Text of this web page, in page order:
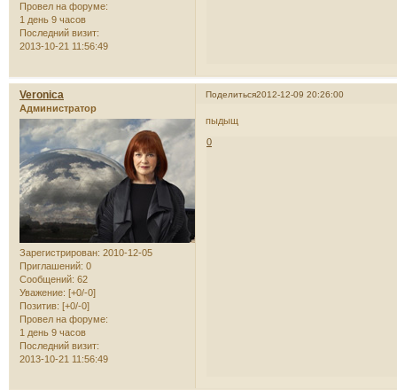
Провел на форуме:
1 день 9 часов
Последний визит:
2013-10-21 11:56:49
Поделиться2012-12-09 20:26:00
Veronica
Администратор
Зарегистрирован: 2010-12-05
Приглашений: 0
Сообщений: 62
Уважение: [+0/-0]
Позитив: [+0/-0]
Провел на форуме:
1 день 9 часов
Последний визит:
2013-10-21 11:56:49
пыдыщ
0